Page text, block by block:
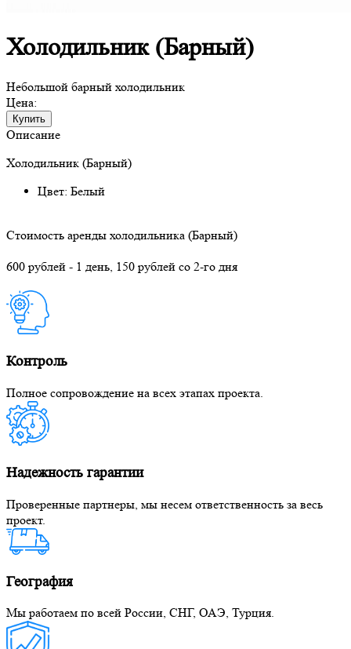
Холодильник (Барный)
Небольшой барный холодильник
Цена:
Купить
Описание
Холодильник (Барный)
Цвет: Белый
Стоимость аренды холодильника (Барный)
600 рублей - 1 день, 150 рублей со 2-го дня
Контроль
Полное сопровождение на всех этапах проекта.
Надежность гарантии
Проверенные партнеры, мы несем ответственность за весь
проект.
География
Мы работаем по всей России, СНГ, ОАЭ, Турция.